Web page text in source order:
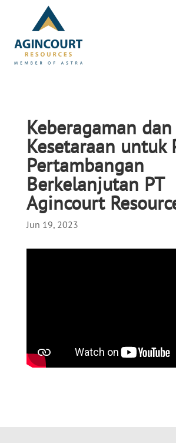
Keberagaman dan
Kesetaraan untuk
Pertambangan
Berkelanjutan PT
Agincourt
Jun 19, 2023